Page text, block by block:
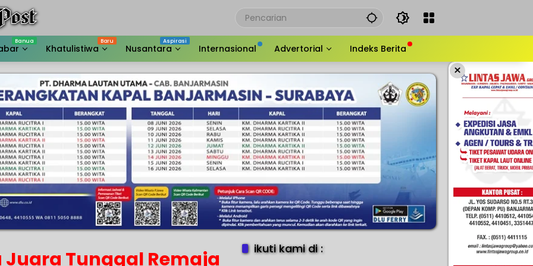
Khatulistiwa Nusantara Internasional Advertorial Indeks Berita
×
Tunggal Remaja
ikuti kami di :